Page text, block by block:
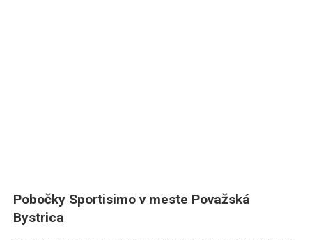
Pobočky Sportisimo v meste Považská
Bystrica